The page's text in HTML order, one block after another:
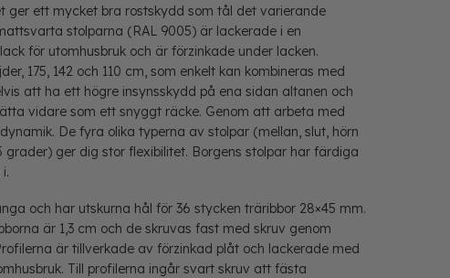
ger ett mycket bra rostskydd som tål det varierande
stolparna (RAL 9005) är lackerade i en
för utomhusbruk och är förzinkade under lacken.
175, 142 och 110 cm, som enkelt kan kombineras med
att ha ett högre insynsskydd på ena sidan altanen och
vidare som ett snyggt räcke. Genom att arbeta med
De fyra olika typerna av stolpar (mellan, slut, hörn
grader) ger dig stor flexibilitet. Borgens stolpar har färdiga
och har utskurna hål för 36 stycken träribbor 28×45 mm.
är 1,3 cm och de skruvas fast med skruv genom
är tillverkade av förzinkad plåt och lackerade med
Till profilerna ingår svart skruv att fästa